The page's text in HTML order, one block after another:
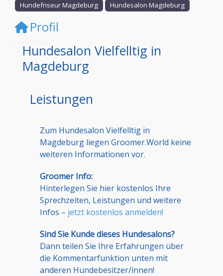
Hundefriseur Magdeburg
Hundesalon Magdeburg
Profil
Hundesalon Vielfelltig in
Magdeburg
Leistungen
Zum Hundesalon Vielfelltig in
Magdeburg liegen Groomer.World keine
weiteren Informationen vor.
Groomer Info:
Hinterlegen Sie hier kostenlos Ihre
Sprechzeiten, Leistungen und weitere
Infos – jetzt kostenlos anmelden!
Sind Sie Kunde dieses Hundesalons?
Dann teilen Sie Ihre Erfahrungen über
die Kommentarfunktion unten mit
anderen Hundebesitzer/innen!